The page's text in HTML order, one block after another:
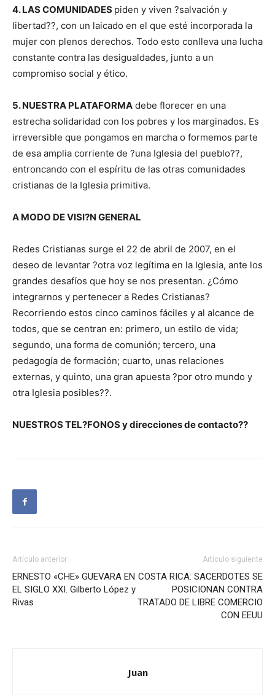
4. LAS COMUNIDADES piden y viven ?salvación y
libertad??, con un laicado en el que esté incorporada la
mujer con plenos derechos. Todo esto conlleva una lucha
constante contra las desigualdades, junto a un
compromiso social y ético.
5. NUESTRA PLATAFORMA debe florecer en una
estrecha solidaridad con los pobres y los marginados. Es
irreversible que pongamos en marcha o formemos parte
de esa amplia corriente de ?una Iglesia del pueblo??,
entroncando con el espíritu de las otras comunidades
cristianas de la Iglesia primitiva.
A MODO DE VISI?N GENERAL
Redes Cristianas surge el 22 de abril de 2007, en el
deseo de levantar ?otra voz legítima en la Iglesia, ante los
grandes desafíos que hoy se nos presentan. ¿Cómo
integrarnos y pertenecer a Redes Cristianas?
Recorriendo estos cinco caminos fáciles y al alcance de
todos, que se centran en: primero, un estilo de vida;
segundo, una forma de comunión; tercero, una
pedagogía de formación; cuarto, unas relaciones
externas, y quinto, una gran apuesta ?por otro mundo y
otra Iglesia posibles??.
NUESTROS TEL?FONOS y direcciones de contacto??
Artículo anterior
ERNESTO «CHE» GUEVARA EN
EL SIGLO XXI. Gilberto López y
Rivas
Artículo siguiente
COSTA RICA: SACERDOTES SE
POSICIONAN CONTRA
TRATADO DE LIBRE COMERCIO
CON EEUU
Juan